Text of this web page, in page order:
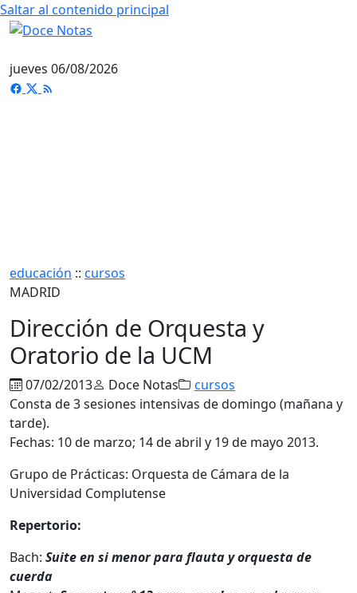
Saltar al contenido principal
jueves 06/08/2026
educación :: cursos
MADRID
Dirección de Orquesta y
Oratorio de la UCM
07/02/2013 Doce Notas
cursos
Consta de 3 sesiones intensivas de domingo (mañana y
tarde).
Fechas: 10 de marzo; 14 de abril y 19 de mayo 2013.
Grupo de Prácticas: Orquesta de Cámara de la
Universidad Complutense
Repertorio:
Bach: Suite en si menor para flauta y orquesta de
cuerda